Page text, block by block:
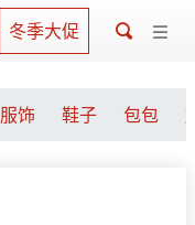
冬季大促
服饰 鞋子 包包